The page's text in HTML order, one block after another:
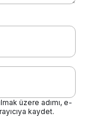
üzere adımı, e-
kaydet.